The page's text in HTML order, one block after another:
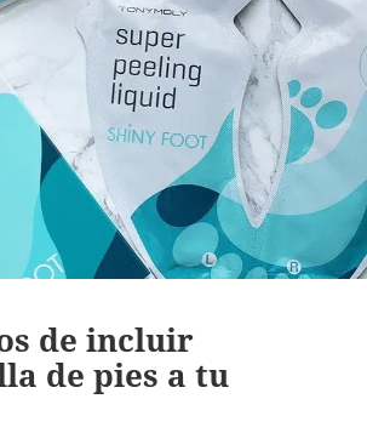
de incluir
de pies a tu